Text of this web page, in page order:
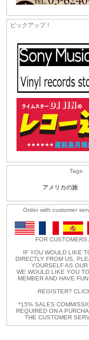
ピックアップ！
Tags
アメリカの旅
Order with customer
FOR CUSTOMERS
IF YOU WOULD LIKE
DIRECTLY FROM US,
YOURSELF AS OUR
WE WOULD LIKE YOU
MEMBER AND HAVE
REGISTER?
*15% SALES
REQUIRED ON A
THE CUSTOMER